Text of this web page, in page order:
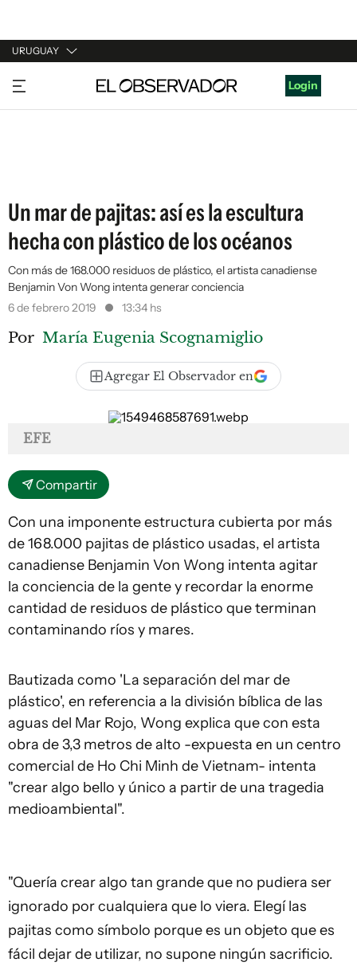
URUGUAY
URUGUAY
ARGENTINA
Login
Un mar de pajitas: así es la escultura
hecha con plástico de los océanos
Con más de 168.000 residuos de plástico, el artista canadiense
Benjamin Von Wong intenta generar conciencia
6 de febrero 2019
13:34 hs
Por María Eugenia Scognamiglio
Agregar El Observador en
EFE
Compartir
Con una imponente estructura cubierta por más
de 168.000 pajitas de plástico usadas, el artista
canadiense Benjamin Von Wong intenta agitar
la conciencia de la gente y recordar la enorme
cantidad de residuos de plástico que terminan
contaminando ríos y mares.
Bautizada como 'La separación del mar de
plástico', en referencia a la división bíblica de las
aguas del Mar Rojo, Wong explica que con esta
obra de 3,3 metros de alto -expuesta en un centro
comercial de Ho Chi Minh de Vietnam- intenta
"crear algo bello y único a partir de una tragedia
medioambiental".
"Quería crear algo tan grande que no pudiera ser
ignorado por cualquiera que lo viera. Elegí las
pajitas como símbolo porque es un objeto que es
fácil dejar de utilizar, no supone ningún sacrificio.